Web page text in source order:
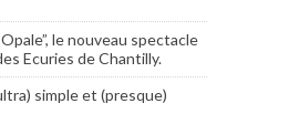
le nouveau spectacle
Ecuries de Chantilly.
simple et (presque)